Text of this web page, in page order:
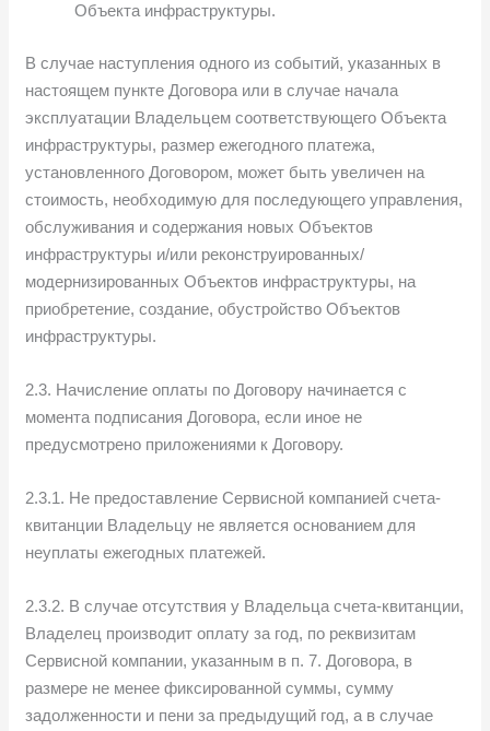
Объекта инфраструктуры.
В случае наступления одного из событий, указанных в
настоящем пункте Договора или в случае начала
эксплуатации Владельцем соответствующего Объекта
инфраструктуры, размер ежегодного платежа,
установленного Договором, может быть увеличен на
стоимость, необходимую для последующего управления,
обслуживания и содержания новых Объектов
инфраструктуры и/или реконструированных/
модернизированных Объектов инфраструктуры, на
приобретение, создание, обустройство Объектов
инфраструктуры.
2.3. Начисление оплаты по Договору начинается с
момента подписания Договора, если иное не
предусмотрено приложениями к Договору.
2.3.1. Не предоставление Сервисной компанией счета-
квитанции Владельцу не является основанием для
неуплаты ежегодных платежей.
2.3.2. В случае отсутствия у Владельца счета-квитанции,
Владелец производит оплату за год, по реквизитам
Сервисной компании, указанным в п. 7. Договора, в
размере не менее фиксированной суммы, сумму
задолженности и пени за предыдущий год, а в случае